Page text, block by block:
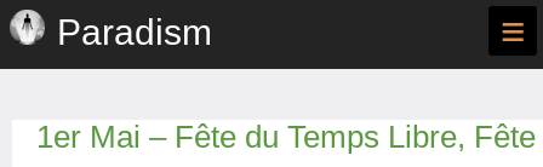
Paradism ≡
1er Mai – Fête du Temps Libre,